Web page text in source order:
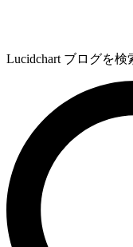
Lucidchart ブログを検